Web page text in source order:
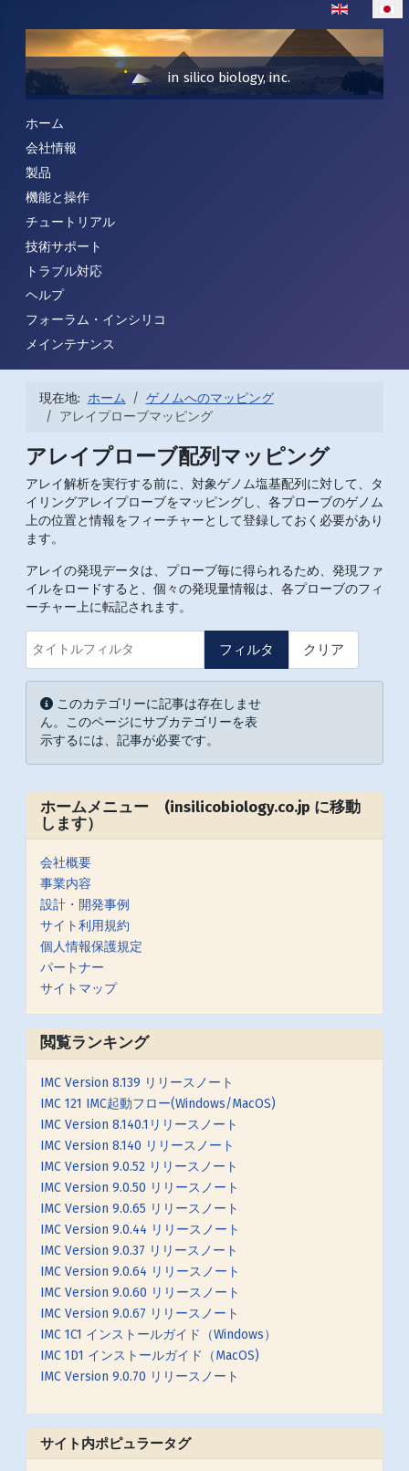
あなたが使う
in silico biology, inc.
ホーム
会社情報
製品
機能と操作
チュートリアル
技術サポート
トラブル対応
ヘルプ
フォーラム・インシリコ
メインテナンス
現在地: ホーム
ゲノムへのマッピング
アレイプローブマッピング
アレイプローブ配列マッピング
アレイ解析を実行する前に、対象ゲノム塩基配列に対して、タ
イリングアレイプローブをマッピングし、各プローブのゲノム
上の位置と情報をフィーチャーとして登録しておく必要があり
ます。
アレイの発現データは、プローブ毎に得られるため、発現ファ
イルをロードすると、個々の発現量情報は、各プローブのフィ
ーチャー上に転記されます。
フィルタ クリア
情報
このカテゴリーに記事は存在しませ
ん。このページにサブカテゴリーを表
示するには、記事が必要です。
ホームメニュー (insilicobiology.co.jp に移動
します）
会社概要
事業内容
設計・開発事例
サイト利用規約
個人情報保護規定
パートナー
サイトマップ
閲覧ランキング
IMC Version 8.139 リリースノート
IMC 121 IMC起動フロー(Windows/MacOS)
IMC Version 8.140.1リリースノート
IMC Version 8.140 リリースノート
IMC Version 9.0.52 リリースノート
IMC Version 9.0.50 リリースノート
IMC Version 9.0.65 リリースノート
IMC Version 9.0.44 リリースノート
IMC Version 9.0.37 リリースノート
IMC Version 9.0.64 リリースノート
IMC Version 9.0.60 リリースノート
IMC Version 9.0.67 リリースノート
IMC 1C1 インストールガイド（Windows）
IMC 1D1 インストールガイド（MacOS)
IMC Version 9.0.70 リリースノート
サイト内ポピュラータグ